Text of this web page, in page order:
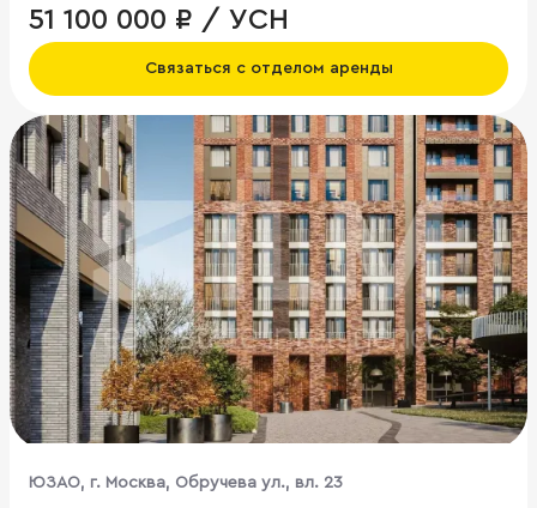
51 100 000 ₽ / УСН
Связаться с отделом аренды
ЮЗАО, г. Москва, Обручева ул., вл. 23